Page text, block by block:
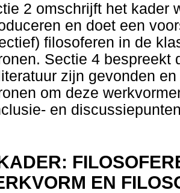
2 omschrijft het kader
en doet een
filosoferen in de
Sectie 4 bespreekt
zijn gevonden
om deze
en
EN